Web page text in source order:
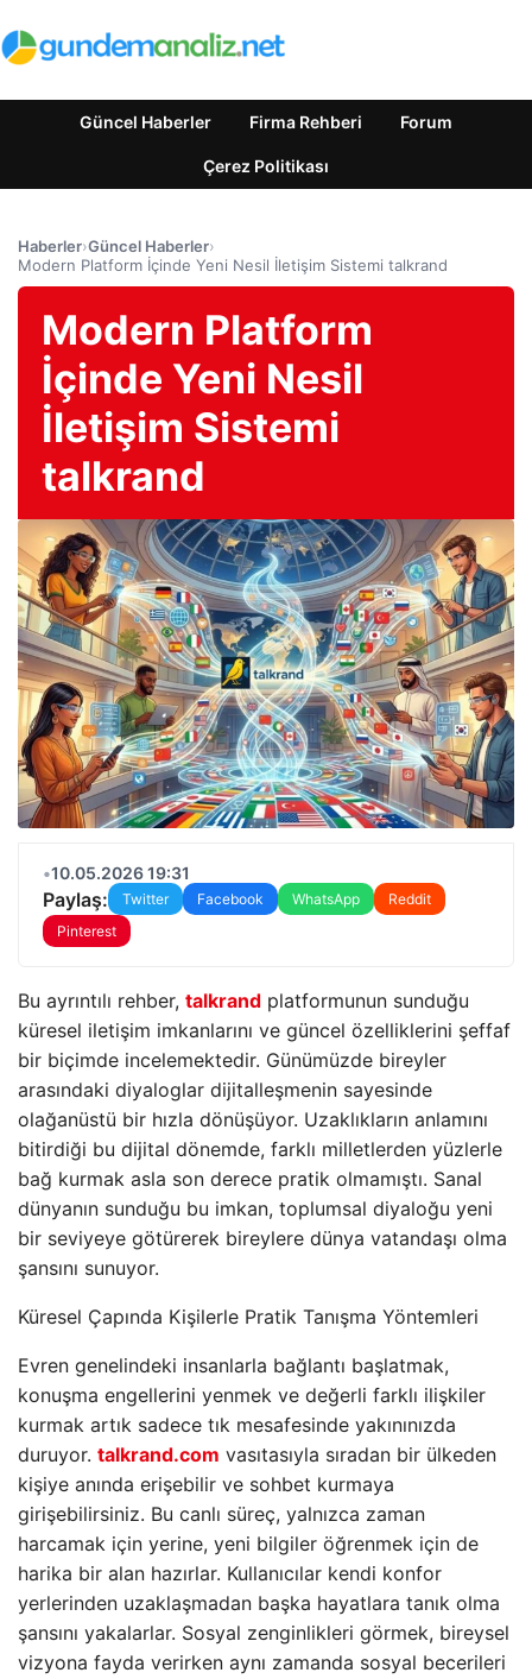
Güncel Haberler Firma Rehberi Forum
Çerez Politikası
Haberler›Güncel Haberler›
Modern Platform İçinde Yeni Nesil İletişim Sistemi talkrand
Modern Platform
İçinde Yeni Nesil
İletişim Sistemi
talkrand
•10.05.2026 19:31
Paylaş: Twitter Facebook WhatsApp
Reddit
Pinterest
Bu ayrıntılı rehber, talkrand platformunun sunduğu
küresel iletişim imkanlarını ve güncel özelliklerini şeffaf
bir biçimde incelemektedir. Günümüzde bireyler
arasındaki diyaloglar dijitalleşmenin sayesinde
olağanüstü bir hızla dönüşüyor. Uzaklıkların anlamını
bitirdiği bu dijital dönemde, farklı milletlerden yüzlerle
bağ kurmak asla son derece pratik olmamıştı. Sanal
dünyanın sunduğu bu imkan, toplumsal diyaloğu yeni
bir seviyeye götürerek bireylere dünya vatandaşı olma
şansını sunuyor.
Küresel Çapında Kişilerle Pratik Tanışma Yöntemleri
Evren genelindeki insanlarla bağlantı başlatmak,
konuşma engellerini yenmek ve değerli farklı ilişkiler
kurmak artık sadece tık mesafesinde yakınınızda
duruyor. talkrand.com vasıtasıyla sıradan bir ülkeden
kişiye anında erişebilir ve sohbet kurmaya
girişebilirsiniz. Bu canlı süreç, yalnızca zaman
harcamak için yerine, yeni bilgiler öğrenmek için de
harika bir alan hazırlar. Kullanıcılar kendi konfor
yerlerinden uzaklaşmadan başka hayatlara tanık olma
şansını yakalarlar. Sosyal zenginlikleri görmek, bireysel
vizyona fayda verirken aynı zamanda sosyal becerileri